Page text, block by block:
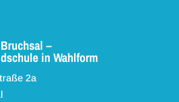
–
in Wahlform
2a